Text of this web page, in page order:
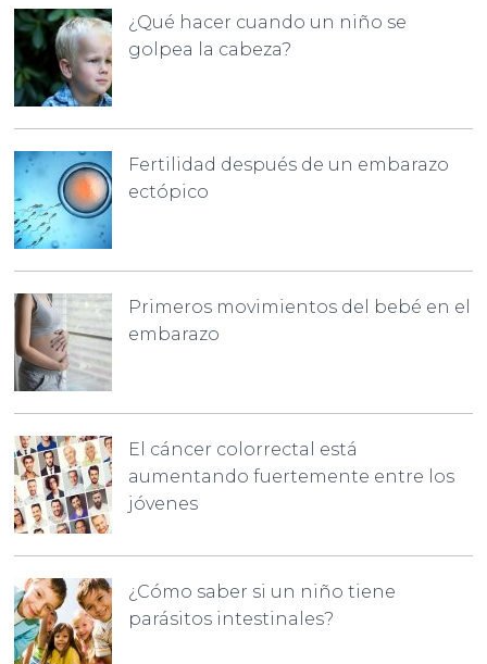
¿Qué hacer cuando un niño se
golpea la cabeza?
Fertilidad después de un embarazo
ectópico
Primeros movimientos del bebé en el
embarazo
El cáncer colorrectal está
aumentando fuertemente entre los
jóvenes
¿Cómo saber si un niño tiene
parásitos intestinales?